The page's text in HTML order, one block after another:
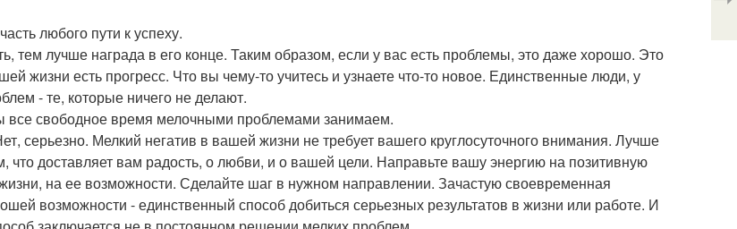
любого пути к успеху.
тем лучше награда в его конце. Таким образом, если у вас есть проблемы, это даже хорошо. Это
жизни есть прогресс. Что вы чему-то учитесь и узнаете что-то новое. Единственные люди, у
- те, которые ничего не делают.
все свободное время мелочными проблемами занимаем.
серьезно. Мелкий негатив в вашей жизни не требует вашего круглосуточного внимания. Лучше
что доставляет вам радость, о любви, и о вашей цели. Направьте вашу энергию на позитивную
на ее возможности. Сделайте шаг в нужном направлении. Зачастую своевременная
возможности - единственный способ добиться серьезных результатов в жизни или работе. И